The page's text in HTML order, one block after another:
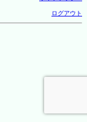
ログアウト